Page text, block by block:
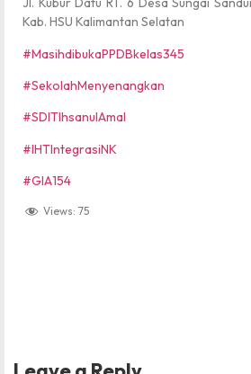
Kab. HSU Kalimantan Selatan
#MasihdibukaPPDBkelas345
#SekolahMenyenangkan
#SDITIhsanulAmal
#IHTIntegrasiNK
#GIA154
Views: 75